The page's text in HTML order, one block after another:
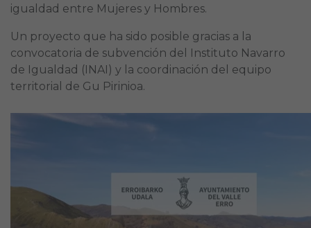
igualdad entre Mujeres y Hombres.
Un proyecto que ha sido posible gracias a la
convocatoria de subvención del Instituto Navarro
de Igualdad (INAI) y la coordinación del equipo
territorial de Gu Pirinioa.